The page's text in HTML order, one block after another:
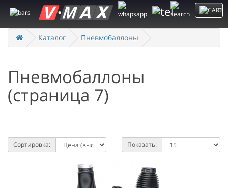
0
Каталог Пневмобаллоны
Пневмобаллоны
(страница 7)
Сортировка: Показать: